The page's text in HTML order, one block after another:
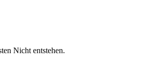
Nicht entstehen.